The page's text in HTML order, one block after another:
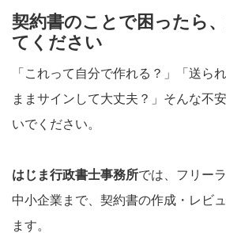
契約書のことで困ったら
てください
「これって自分で作れる？」「送ら
ままサインして大丈夫？」そんな不
いでください。
はじま行政書士事務所では、フリー
中小企業まで、契約書の作成・レビ
ます。